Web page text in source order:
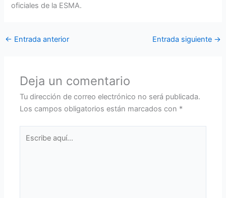
oficiales de la ESMA.
← Entrada anterior Entrada siguiente →
Deja un comentario
Tu dirección de correo electrónico no será publicada.
Los campos obligatorios están marcados con *
aquí...